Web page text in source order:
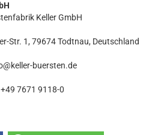
Keller GmbH
Str. 1, 79674 Todtnau, Deutschland
buersten.de
+49 7671 9118-0